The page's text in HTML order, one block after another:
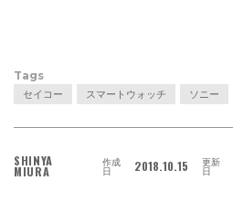
Tags
セイコー スマートウォッチ ソニー
SHINYA
MIURA
作成
日 2018.10.15 更新
日